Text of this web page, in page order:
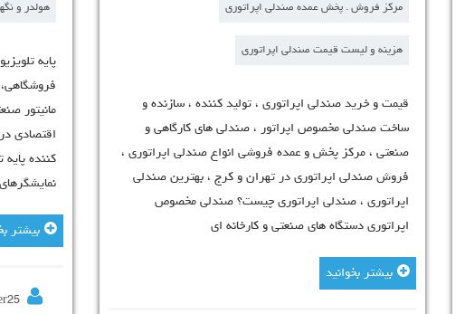
مرکز فروش . پخش عمده صندلی اپراتوری
هزینه و لیست قیمت صندلی اپراتوری
قیمت و خرید صندلی اپراتوری ، تولید کننده ، سازنده و
ساخت صندلی مخصوص اپراتور ، صندلی های کارگاهی و
صنعتی ، مرکز پخش و عمده فروشی انواع صندلی اپراتوری ،
فروش صندلی اپراتوری در تهران و کرج ، بهترین صندلی
اپراتوری ، صندلی اپراتوری چیست؟ صندلی مخصوص
اپراتوری دستگاه های صنعتی و کارخانه ای
چشم مادون قرمز
و برترین
ساخت دستگاه
تولید دستگاه